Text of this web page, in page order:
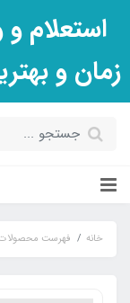
استعلام
زمان و
خانه فهرست